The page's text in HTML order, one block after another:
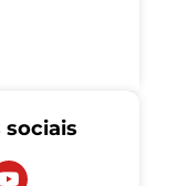
sociais